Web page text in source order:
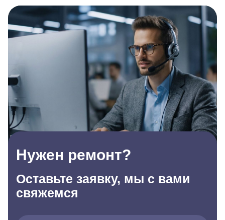
Нужен ремонт?
Оставьте заявку, мы с вами
свяжемся